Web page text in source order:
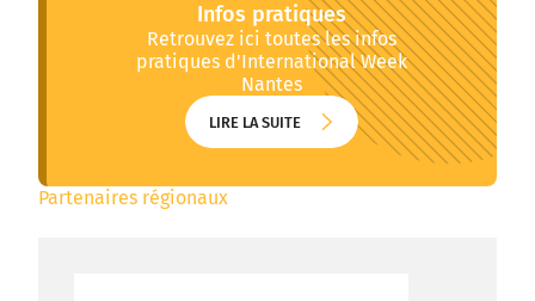
Infos pratiques
Retrouvez ici toutes les infos
pratiques d'International Week
Nantes
LIRE LA SUITE
Partenaires régionaux